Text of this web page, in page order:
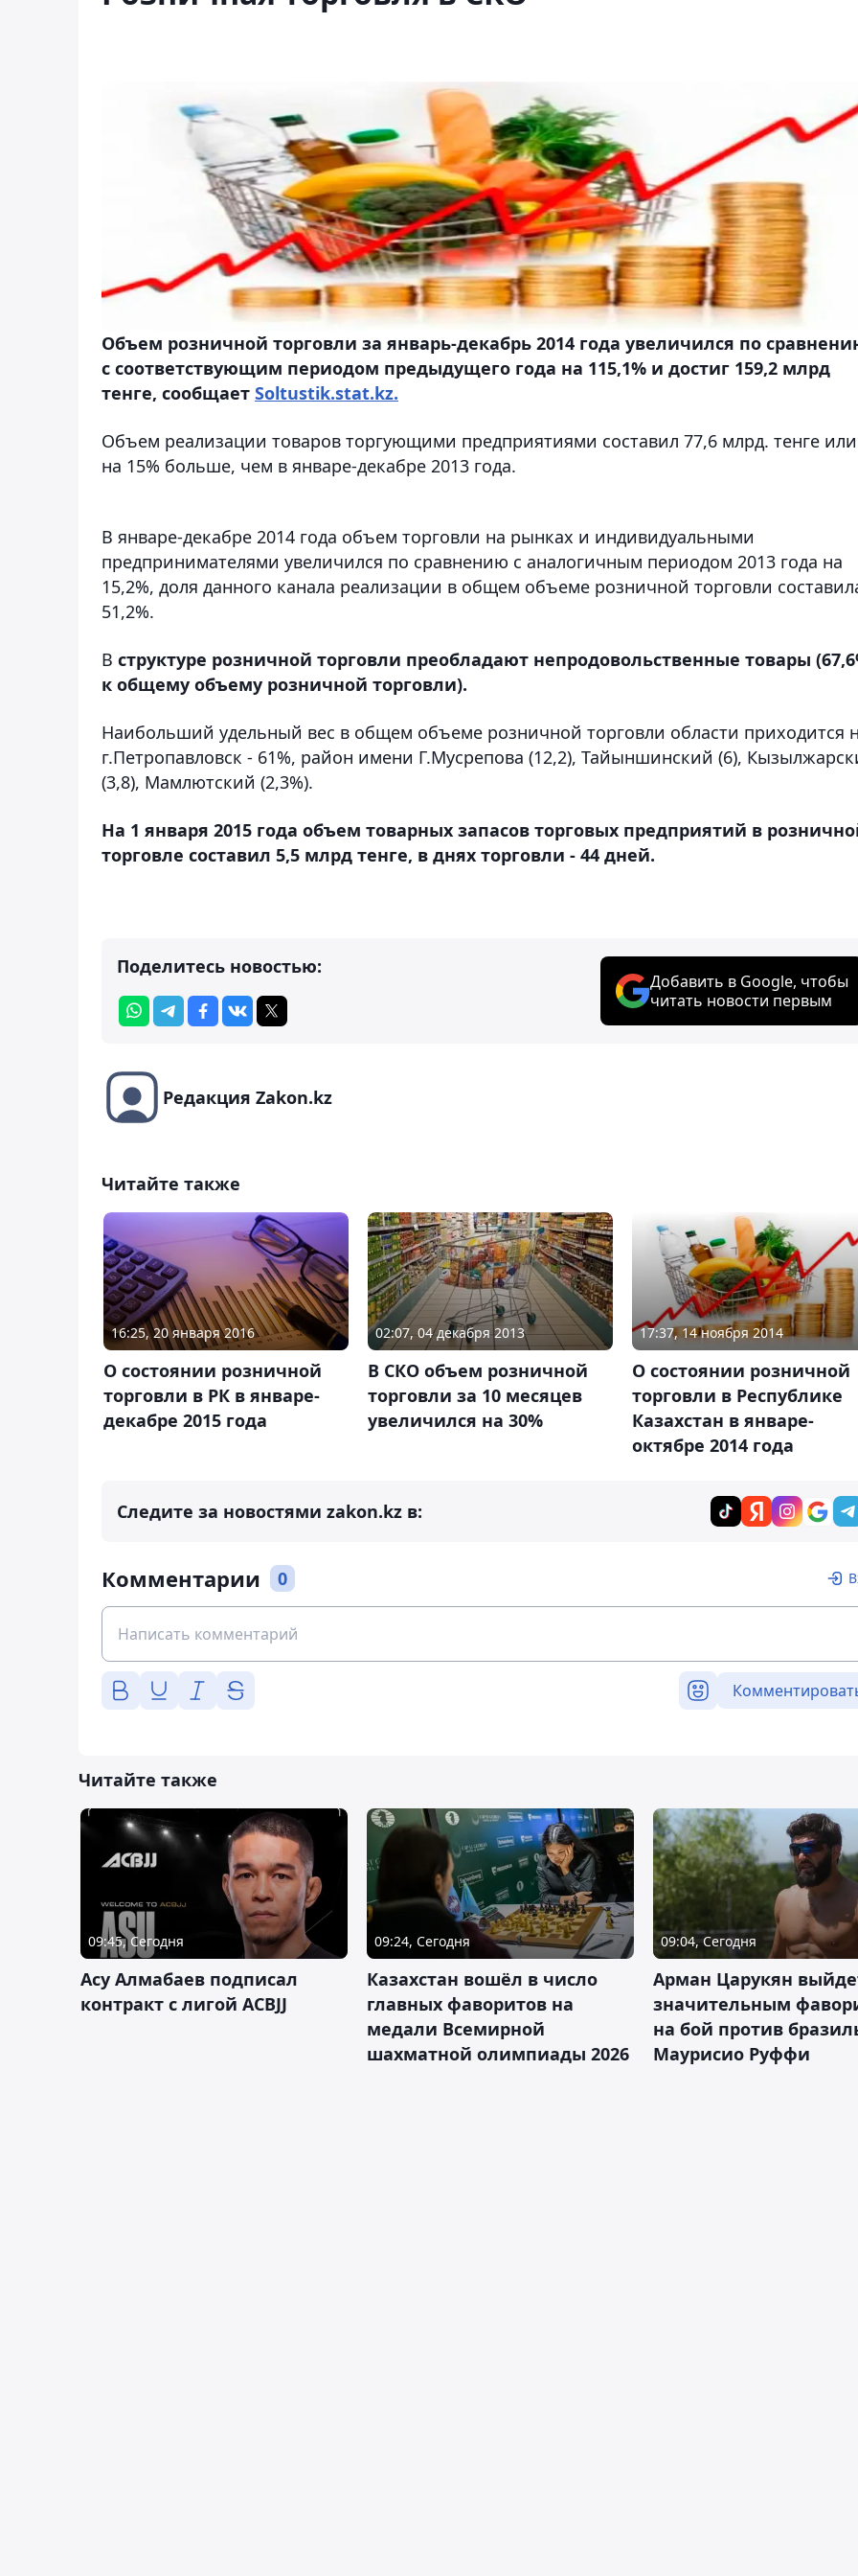
Объем розничной торговли за январь-декабрь 2014 года увеличился по
с соответствующим периодом предыдущего года на 115,1% и достиг 159,2 млрд
тенге, сообщает Soltustik.stat.kz.
Объем реализации товаров торгующими предприятиями составил 77,6 млрд. тенге или
на 15% больше, чем в январе-декабре 2013 года.
В январе-декабре 2014 года объем торговли на рынках и индивидуальными
предпринимателями увеличился по сравнению с аналогичным периодом 2013 года на
15,2%, доля данного канала реализации в общем объеме розничной торговли
51,2%.
В структуре розничной торговли преобладают непродовольственные товары
к общему объему розничной торговли).
Наибольший удельный вес в общем объеме розничной торговли области приходится
г.Петропавловск - 61%, район имени Г.Мусрепова (12,2), Тайыншинский (6),
(3,8), Мамлютский (2,3%).
На 1 января 2015 года объем товарных запасов торговых предприятий в
торговле составил 5,5 млрд тенге, в днях торговли - 44 дней.
Поделитесь новостью:
Добавить в Google, чтобы
читать новости первым
Редакция Zakon.kz
Читайте также
16:25, 20 января 2016
О состоянии розничной
торговли в РК в январе-
декабре 2015 года
02:07, 04 декабря 2013
В СКО объем розничной
торговли за 10 месяцев
увеличился на 30%
17:37, 14 ноября 2014
О состоянии розничной
торговли в Республике
Казахстан в январе-
октябре 2014 года
Следите за новостями zakon.kz в:
Комментарии 0
Читайте также
09:45, Сегодня
Асу Алмабаев подписал
контракт с лигой ACBJJ
09:24, Сегодня
Казахстан вошёл в число
главных фаворитов на
медали Всемирной
шахматной олимпиады 2026
09:04, Сегодня
Арман Царукян
значительным
на бой против
Маурисио Руффи